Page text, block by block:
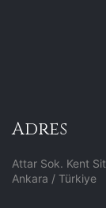
Adres
Attar Sok. Kent
Ankara / Türkiye